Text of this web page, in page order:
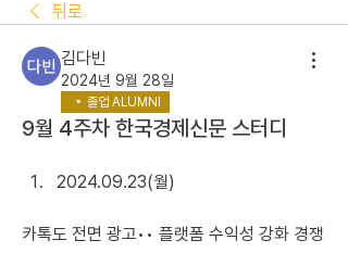
뒤로
김다빈
2024년 9월 28일
졸업 ALUMNI
9월 4주차 한국경제신문 스터디
2024.09.23(월)
카톡도 전면 광고•• 플랫폼 수익성 강화 경쟁